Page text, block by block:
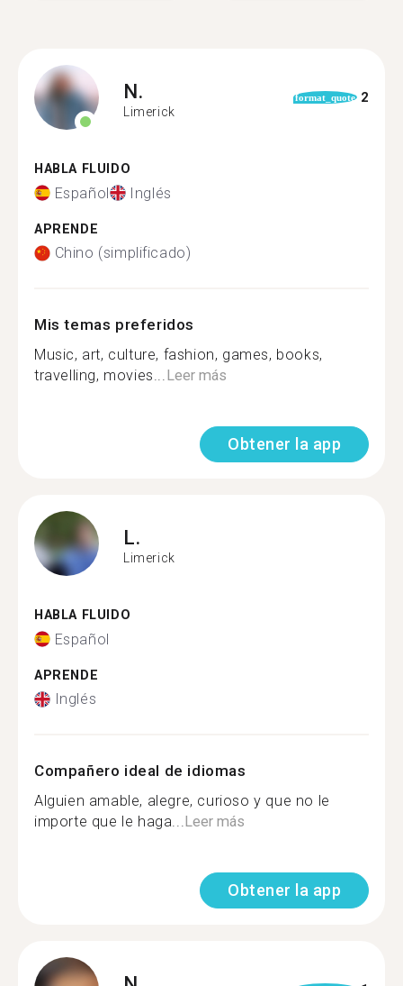
N.
Limerick
format_quote 2
HABLA FLUIDO
Español Inglés
APRENDE
Chino (simplificado)
Mis temas preferidos
Music, art, culture, fashion, games, books,
travelling, movies...Leer más
Obtener la app
L.
Limerick
HABLA FLUIDO
Español
APRENDE
Inglés
Compañero ideal de idiomas
Alguien amable, alegre, curioso y que no le
importe que le haga...Leer más
Obtener la app